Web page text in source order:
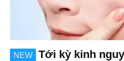
NEW
Tới kỳ kinh